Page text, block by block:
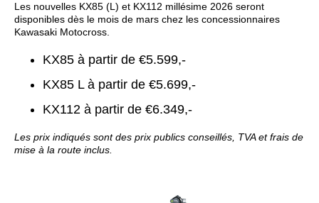
Les nouvelles KX85 (L) et KX112 millésime 2026 seront
disponibles dès le mois de mars chez les concessionnaires
Kawasaki Motocross.
KX85 à partir de €5.599,-
KX85 L à partir de €5.699,-
KX112 à partir de €6.349,-
Les prix indiqués sont des prix publics conseillés, TVA et frais de
mise à la route inclus.